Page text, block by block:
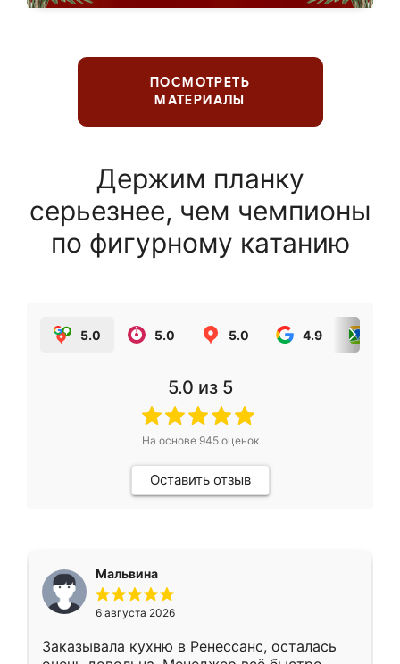
ПОСМОТРЕТЬ
МАТЕРИАЛЫ
Держим планку
серьезнее, чем чемпионы
по фигурному катанию
5.0 5.0 5.0 4.9
5.0 из 5
На основе 945оценок
Оставить отзыв
Мальвина
6 августа 2026
Заказывала кухню в Ренессанс, осталась